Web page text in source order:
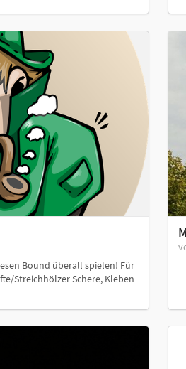
Bound überall spielen! Für
Streichhölzer Schere, Kleben